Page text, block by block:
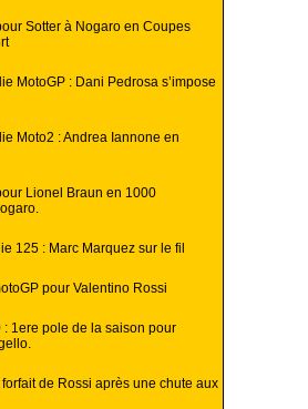
Sotter à Nogaro en Coupes
MotoGP : Dani Pedrosa s’impose
Moto2 : Andrea Iannone en
Lionel Braun en 1000
125 : Marc Marquez sur le fil
pour Valentino Rossi
: 1ere pole de la saison pour
forfait de Rossi après une chute aux